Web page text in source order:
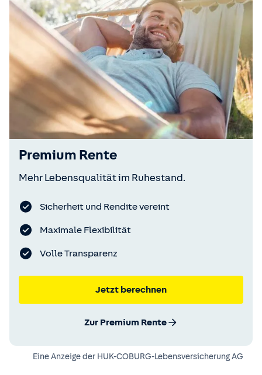
Premium Rente
Mehr Lebensqualität im Ruhestand.
Sicherheit und Rendite vereint
Maximale Flexibilität
Volle Transparenz
Jetzt berechnen
Zur Premium Rente
Eine Anzeige der HUK-COBURG-Lebensversicherung AG